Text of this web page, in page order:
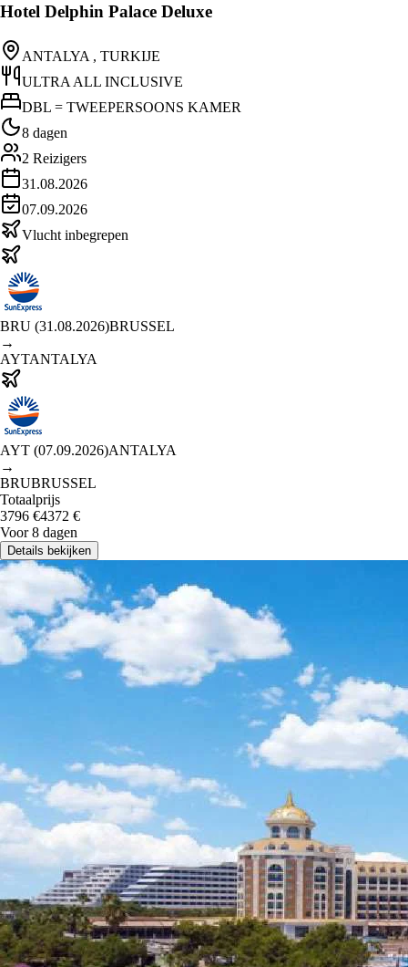
Hotel Delphin Palace Deluxe
ANTALYA , TURKIJE
ULTRA ALL INCLUSIVE
DBL = TWEEPERSOONS KAMER
8 dagen
2 Reizigers
31.08.2026
07.09.2026
Vlucht inbegrepen
BRU (31.08.2026)BRUSSEL
→
AYTANTALYA
AYT (07.09.2026)ANTALYA
→
BRUBRUSSEL
Totaalprijs
3796 €4372 €
Voor 8 dagen
Details bekijken